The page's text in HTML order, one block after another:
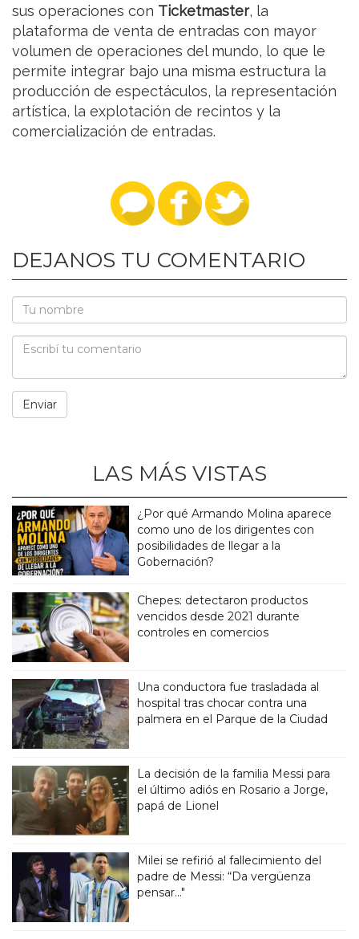
sus operaciones con Ticketmaster, la
plataforma de venta de entradas con mayor
volumen de operaciones del mundo, lo que le
permite integrar bajo una misma estructura la
producción de espectáculos, la representación
artística, la explotación de recintos y la
comercialización de entradas.
DEJANOS TU COMENTARIO
LAS MÁS VISTAS
¿Por qué Armando Molina aparece
como uno de los dirigentes con
posibilidades de llegar a la
Gobernación?
Chepes: detectaron productos
vencidos desde 2021 durante
controles en comercios
Una conductora fue trasladada al
hospital tras chocar contra una
palmera en el Parque de la Ciudad
La decisión de la familia Messi para
el último adiós en Rosario a Jorge,
papá de Lionel
Milei se refirió al fallecimiento del
padre de Messi: “Da vergüenza
pensar..."